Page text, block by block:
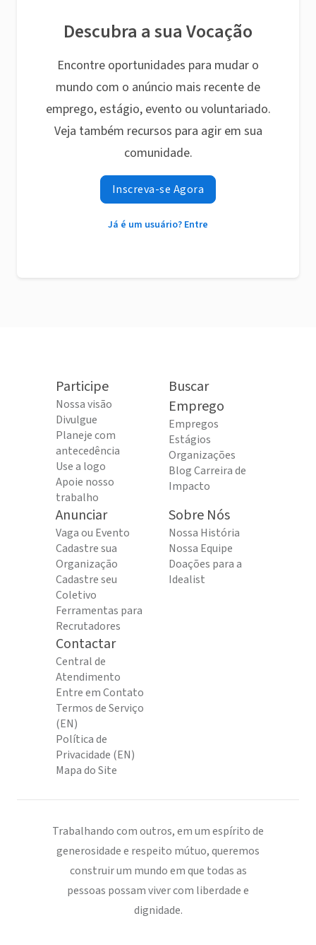
Descubra a sua Vocação
Encontre oportunidades para mudar o
mundo com o anúncio mais recente de
emprego, estágio, evento ou voluntariado.
Veja também recursos para agir em sua
comunidade.
Inscreva-se Agora
Já é um usuário? Entre
Participe
Nossa visão
Divulgue
Planeje com
antecedência
Use a logo
Apoie nosso
trabalho
Buscar
Emprego
Empregos
Estágios
Organizações
Blog Carreira de
Impacto
Anunciar
Vaga ou Evento
Cadastre sua
Organização
Cadastre seu
Coletivo
Ferramentas para
Recrutadores
Sobre Nós
Nossa História
Nossa Equipe
Doações para a
Idealist
Contactar
Central de
Atendimento
Entre em Contato
Termos de Serviço
(EN)
Política de
Privacidade (EN)
Mapa do Site
Trabalhando com outros, em um espírito de
generosidade e respeito mútuo, queremos
construir um mundo em que todas as
pessoas possam viver com liberdade e
dignidade.